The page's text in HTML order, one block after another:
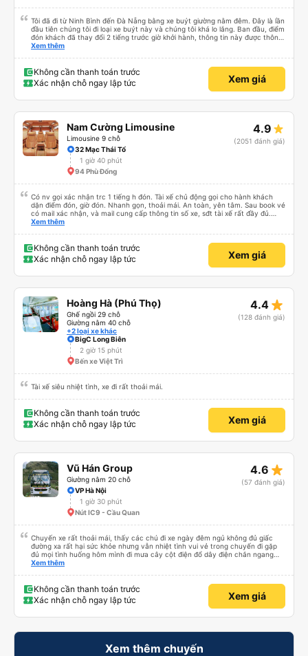
Tôi đã đi từ Ninh Bình đến Đà Nẵng bằng xe buýt giường nằm đêm. Đây là lần
đầu tiên chúng tôi đi loại xe buýt này và chúng tôi khá lo lắng. Ban đầu, điểm
đón khách đã thay đổi 2 tiếng trước giờ khởi hành, thông tin này được thông
báo qua email. Chúng tôi đến đúng địa điểm lúc 9 giờ nhưng xe buýt không
phút. Khi xe buýt đến, tài xế đã đến tận nơi giúp đỡ chúng tôi và nhân viên
chăm sóc khách hàng cũng đã xác nhận qua email. Xe buýt sạch sẽ và
giường ngủ thoải mái. Tài xế rất tốt bụng và chu đáo vì biết chúng tôi là
rất khuyên bạn nên sử dụng dịch vụ này.
Xem thêm
Không cần thanh toán trước
Xác nhận chỗ ngay lập tức
Xem giá
Nam Cường Limousine
Limousine 9 chỗ
4.9
(2051 đánh giá)
32 Mạc Thái Tổ
1 giờ 40 phút
94 Phù Đổng
Có nv gọi xác nhận trc 1 tiếng h đón. Tài xế chủ động gọi cho hành khách
dặn điểm đón, giờ đón. Nhanh gọn, thoải mái. An toàn, yên tâm. Sau book vé
có mail xác nhận, và mail cung cấp thông tin số xe, sđt tài xế rất đầy đủ.
Mình khá hài lòng và yên tâm.
Xem thêm
Không cần thanh toán trước
Xác nhận chỗ ngay lập tức
Xem giá
Hoàng Hà (Phú Thọ)
Ghế ngồi 29 chỗ
Giường nằm 40 chỗ
+2 loại xe khác
4.4 star_rate
(128 đánh giá)
BigC Long Biên
2 giờ 15 phút
Bến xe Việt Trì
Tài xế siêu nhiệt tình, xe đi rất thoải mái.
Không cần thanh toán trước
Xác nhận chỗ ngay lập tức
Xem giá
Vũ Hán Group
Giường nằm 20 chỗ
4.6 star_rate
(57 đánh giá)
VP Hà Nội
1 giờ 30 phút
Nút IC9 - Cầu Quan
Chuyến xe rất thoải mái, thấy các chú đi xe ngày đêm ngủ không đủ giấc
đường xa rất hại sức khỏe nhưng vẫn nhiệt tình vui vẻ trong chuyến đi gặp
đủ mọi tình huống hôm mình đi mưa cây cột điện đổ dây điện chắn ngang
thấy mấy chú tài cùng nhau dựng tạm cho xe qua mà thấy nghề này khổ
Xem thêm
Không cần thanh toán trước
Xác nhận chỗ ngay lập tức
Xem giá
Xem thêm chuyến